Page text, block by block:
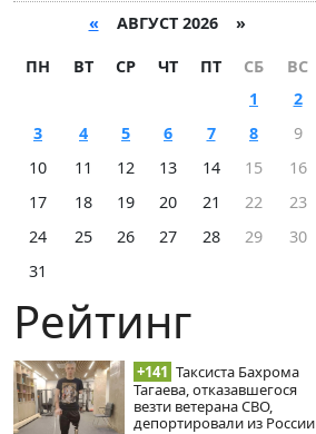
« АВГУСТ 2026 »
ПН ВТ СР ЧТ ПТ СБ
ВС
1
2
3
4 5 6 7 8
9
10
11 12 13 14 15
16
17
18 19 20 21 22
23
24
25 26 27 28 29
30
31
Рейтинг
+141 Таксиста Бахрома
Тагаева, отказавшегося
везти ветерана СВО,
депортировали из России